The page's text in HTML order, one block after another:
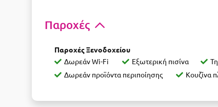
Παροχές
Παροχές Ξενοδοχείου
Δωρεάν Wi-Fi
Εξωτερική πισίνα
Δωρεάν προϊόντα περιποίησης
Κουζίνα